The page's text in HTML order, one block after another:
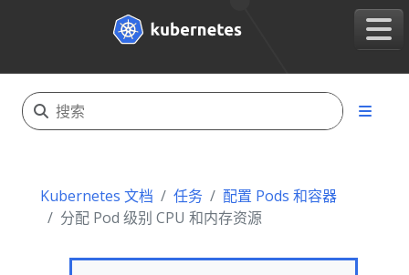
Kubernetes 文档 任务
配置 Pods 和容器
分配 Pod 级别 CPU 和内存资源